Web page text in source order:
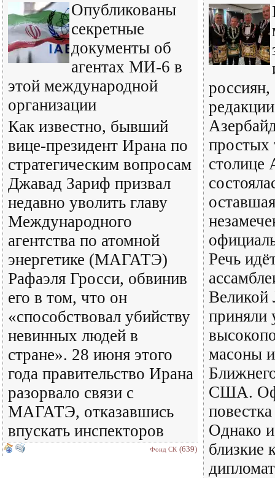
Опубликованы
секретные
документы об
агентах МИ-6 в
этой международной
организации
Как известно, бывший
вице-президент Ирана по
стратегическим вопросам
Джавад Зариф призвал
недавно уволить главу
Международного
агентства по атомной
энергетике (МАГАТЭ)
Рафаэля Гросси, обвинив
его в том, что он
«способствовал убийству
невинных людей в
стране». 28 июня этого
года правительство Ирана
разорвало связи с
МАГАТЭ, отказавшись
впускать инспекторов
Фонд СК (639)
россиян,
простых
столице
Речь
Великой
приняли
масоны
США.
Однако
близкие